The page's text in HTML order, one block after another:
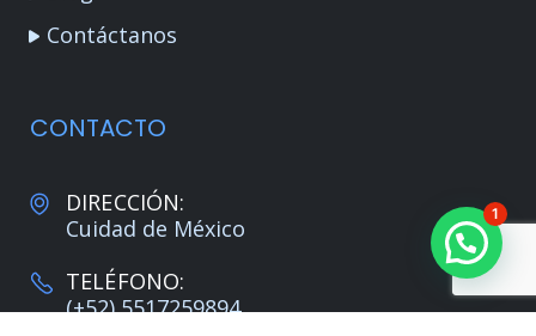
Contáctanos
CONTACTO
DIRECCIÓN:
Cuidad de México
TELÉFONO:
(+52) 5517259894
1